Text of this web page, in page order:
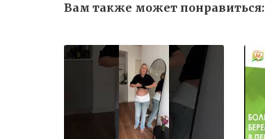
Вам также может понравиться: